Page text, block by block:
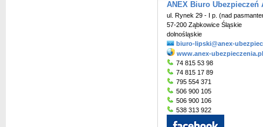
ANEX Biuro
ul. Rynek 29 - I p. (nad
57-200 Ząbkowice Śląskie
dolnośląskie
biuro-lipski@anex-
www.anex-ubezpieczenia.pl
74 815 53 98
74 815 17 89
795 554 371
506 900 105
506 900 106
538 313 922